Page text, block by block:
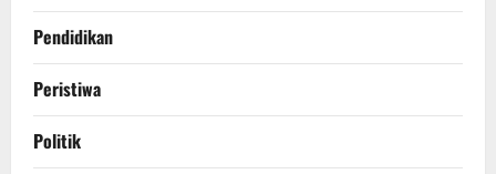
Pendidikan
Peristiwa
Politik